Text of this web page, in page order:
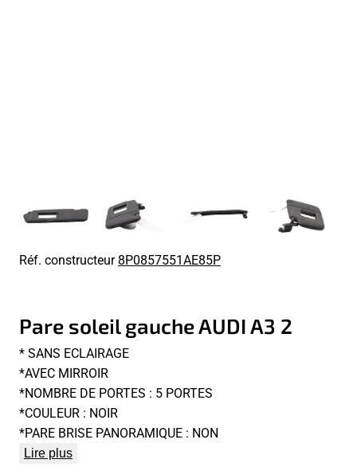
Réf. constructeur8P0857551AE85P
Pare soleil gauche AUDI A3 2
* SANS ECLAIRAGE
*AVEC MIRROIR
*NOMBRE DE PORTES : 5 PORTES
*COULEUR : NOIR
*PARE BRISE PANORAMIQUE : NON
Lire plus